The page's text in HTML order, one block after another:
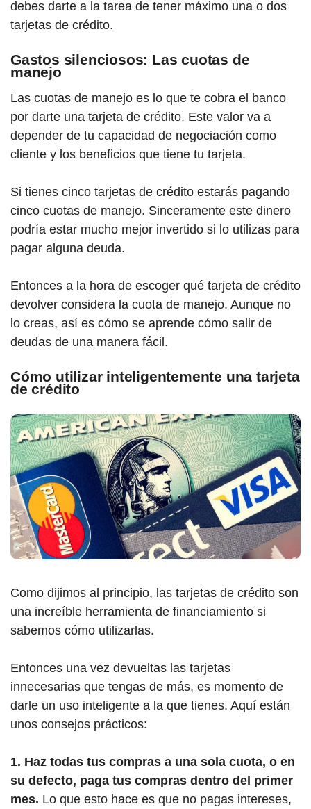
debes darte a la tarea de tener máximo una o dos
tarjetas de crédito.
Gastos silenciosos: Las cuotas de
manejo
Las cuotas de manejo es lo que te cobra el banco
por darte una tarjeta de crédito. Este valor va a
depender de tu capacidad de negociación como
cliente y los beneficios que tiene tu tarjeta.
Si tienes cinco tarjetas de crédito estarás pagando
cinco cuotas de manejo. Sinceramente este dinero
podría estar mucho mejor invertido si lo utilizas para
pagar alguna deuda.
Entonces a la hora de escoger qué tarjeta de crédito
devolver considera la cuota de manejo. Aunque no
lo creas, así es cómo se aprende cómo salir de
deudas de una manera fácil.
Cómo utilizar inteligentemente una tarjeta
de crédito
Como dijimos al principio, las tarjetas de crédito son
una increíble herramienta de financiamiento si
sabemos cómo utilizarlas.
Entonces una vez devueltas las tarjetas
innecesarias que tengas de más, es momento de
darle un uso inteligente a la que tienes. Aquí están
unos consejos prácticos:
1. Haz todas tus compras a una sola cuota, o en
su defecto, paga tus compras dentro del primer
mes. Lo que esto hace es que no pagas intereses,